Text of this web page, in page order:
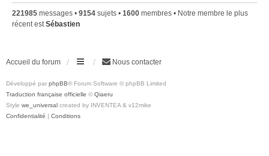
221985 messages • 9154 sujets • 1600 membres • Notre membre le plus
récent estSébastien
Accueil du forum Nous contacter
Développé par phpBB® Forum Software © phpBB Limited
Traduction française officielle © Qiaeru
Style we_universal created by INVENTEA & v12mike
Confidentialité | Conditions